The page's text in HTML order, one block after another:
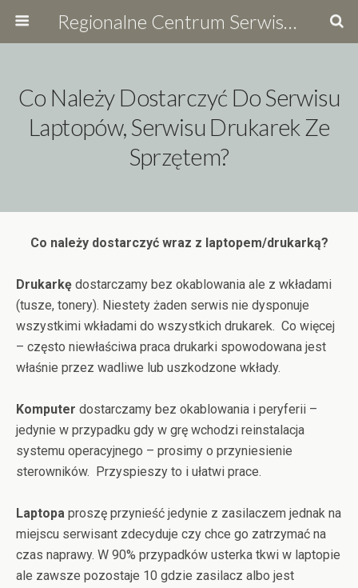
Regionalne Centrum Serwisowe
Co Należy Dostarczyć Do Serwisu
Laptopów, Serwisu Drukarek Ze
Sprzętem?
Co należy dostarczyć wraz z laptopem/drukarką?
Drukarkę dostarczamy bez okablowania ale z wkładami
(tusze, tonery). Niestety żaden serwis nie dysponuje
wszystkimi wkładami do wszystkich drukarek. Co więcej
– często niewłaściwa praca drukarki spowodowana jest
właśnie przez wadliwe lub uszkodzone wkłady.
Komputer dostarczamy bez okablowania i peryferii –
jedynie w przypadku gdy w grę wchodzi reinstalacja
systemu operacyjnego – prosimy o przyniesienie
sterowników. Przyspieszy to i ułatwi prace.
Laptopa proszę przynieść jedynie z zasilaczem jednak na
miejscu serwisant zdecyduje czy chce go zatrzymać na
czas naprawy. W 90% przypadków usterka tkwi w laptopie
ale zawsze pozostaje 10 gdzie zasilacz albo jest